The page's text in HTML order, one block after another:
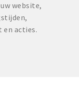
website,
acties.